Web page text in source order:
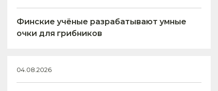
Финские учёные разрабатывают умные
очки для грибников
04.08.2026